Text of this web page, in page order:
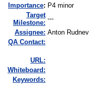
mportance: P4 minor
Target
Milestone:
---
Assignee: Anton Rudnev
QA Contact:
URL:
Whiteboard:
Keywords: